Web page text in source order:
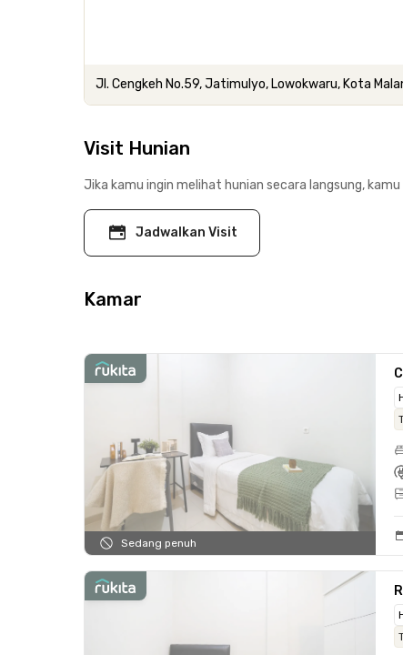
Jl. Cengkeh No.59, Jatimulyo, Lowokwaru, Kota
Visit Hunian
Jika kamu ingin melihat hunian secara langsung,
Jadwalkan Visit
Kamar
Sedang penuh